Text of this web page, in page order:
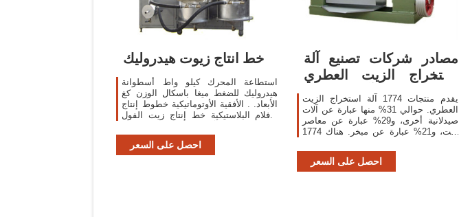
خط انتاج زيوت هيدروليك
استطاعة المحرك كيلو واط أسطوانة
هيدروليك للضغط ميغا باسكال الوزن كغ
الأبعاد. . الأفقية الأوتوماتيكية خطوط إنتاج
الأفلام البلاستيكية خط إنتاج زيت الفول
احصل على السعر
مصادر شركات تصنيع آلة
استخراج الزيت العطري
وآلة استخراج
يقدم منتجات 1774 آلة استخراج الزيت
العطري. حوالي 31% منها عبارة عن آلات
صيدلانية أخرى، و29% عبارة عن معاصر
زيت، و21% عبارة عن مبخر. هناك 1774
في آسيا.
احصل على السعر